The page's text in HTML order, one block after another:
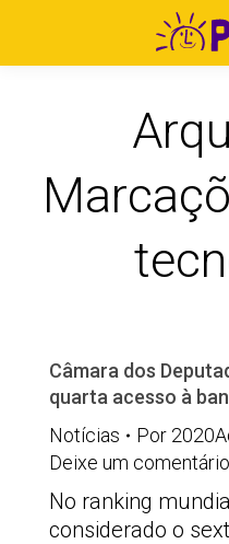
Câmara dos
quarta acesso à
Notícias
Por
Deixe um comentário
No ranking
considerado o